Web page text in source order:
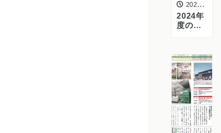
2024年4月1日
2024年
度の入
ました
ー初々
しい新
入社員
による
誓いの
言葉に
感激